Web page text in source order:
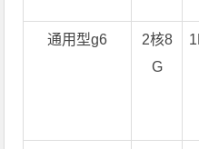
通用型g6
2核8
G